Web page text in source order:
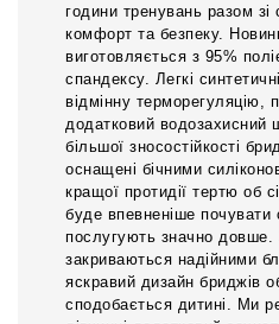
години тренувань разом
комфорт та безпеку.
виготовляється з 95%
спандексу. Легкі
відмінну терморегуляцію,
додатковий
більшої зносостійкості
оснащені бічними
кращої протидії тертю об
буде впевненіше почувати
послугують значно довше.
закриваються надійними
яскравий дизайн бриджів
сподобається дитині. Ми